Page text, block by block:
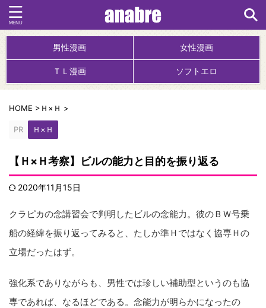
男性漫画 女性漫画
ＴＬ漫画 ソフトエロ
HOME > Ｈ×Ｈ >
PR Ｈ×Ｈ
【Ｈ×Ｈ考察】ビルの能力と目的を振り返る
2020年11月15日
クラピカの念講習会で判明したビルの念能力。彼のＢＷ号乗
船の経緯を振り返ってみると、たしか準Ｈではなく協専Ｈの
立場だったはず。
強化系でありながらも、男性では珍しい補助型というのも協
専であれば、なるほどである。念能力が明らかになったの